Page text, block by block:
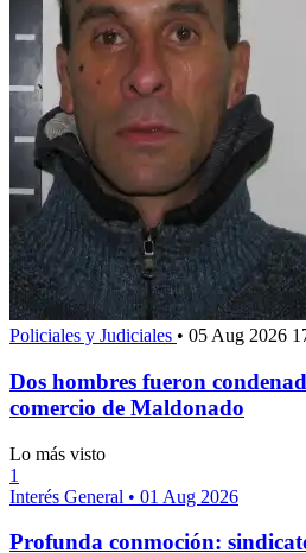
Policiales y Judiciales • 05 Aug 2026
Dos hombres fueron
comercio de Maldonado
Lo más visto
1
Interés General • 01 Aug 2026
Profunda conmoción: